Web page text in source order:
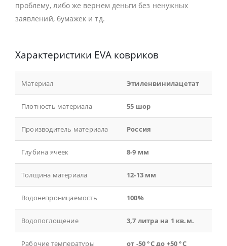
проблему, либо же вернем деньги без ненужных
заявлений, бумажек и тд.
Характеристики EVA ковриков
Материал Этиленвинилацетат
Плотность материала 55 шор
Производитель материала Россия
Глубина ячеек 8-9 мм
Толщина материала 12-13 мм
Водонепроницаемость 100%
Водопоглощение 3,7 литра на 1 кв.м.
Рабочие температуры от -50 °С до +50 °С